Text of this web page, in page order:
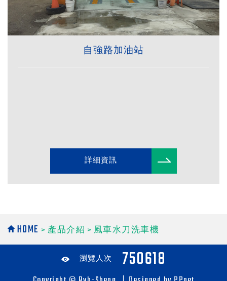
自強路加油站
詳細資訊
HOME >產品介紹 > 風車水刀洗車機
瀏覽人次 750618